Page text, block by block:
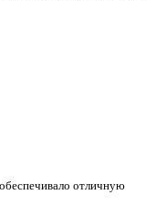
отличную